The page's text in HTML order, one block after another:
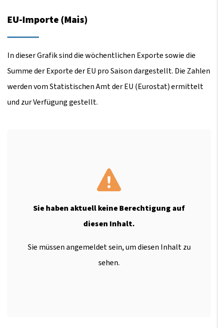
EU-Importe (Mais)
In dieser Grafik sind die wöchentlichen Exporte sowie die
Summe der Exporte der EU pro Saison dargestellt. Die Zahlen
werden vom Statistischen Amt der EU (Eurostat) ermittelt
und zur Verfügung gestellt.
Sie haben aktuell keine Berechtigung auf
diesen Inhalt.
Sie müssen angemeldet sein, um diesen Inhalt zu
sehen.